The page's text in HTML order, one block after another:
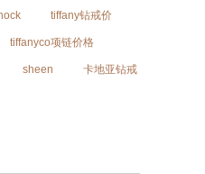
tiffany钻戒价
tiffanyco项链价格
sheen 卡地亚钻戒